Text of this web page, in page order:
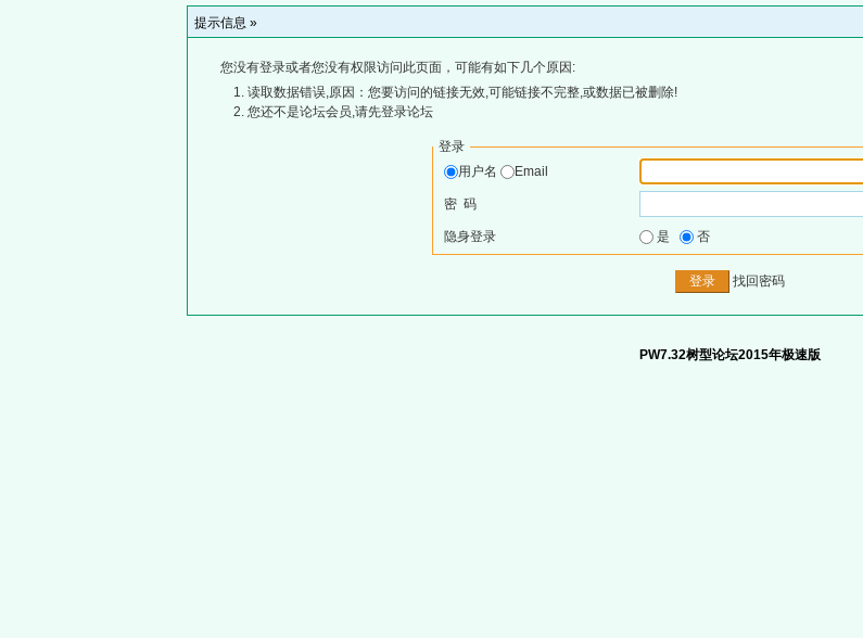
提示信息 »
您没有登录或者您没有权限访问此页面，可能有如下几个原因:
读取数据错误,原因：您要访问的链接无效,可能链接不完整,或数据已被删除!
您还不是论坛会员,请先登录论坛
登录
用户名
Email
密 码
隐身登录 是 否
找回密码
PW7.32树型论坛2015年极速版